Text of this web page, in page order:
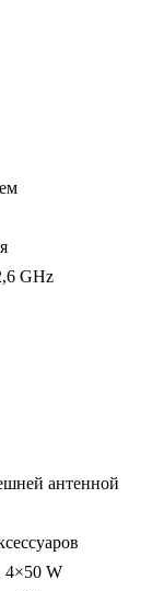
GHz
антенной
4×50 W